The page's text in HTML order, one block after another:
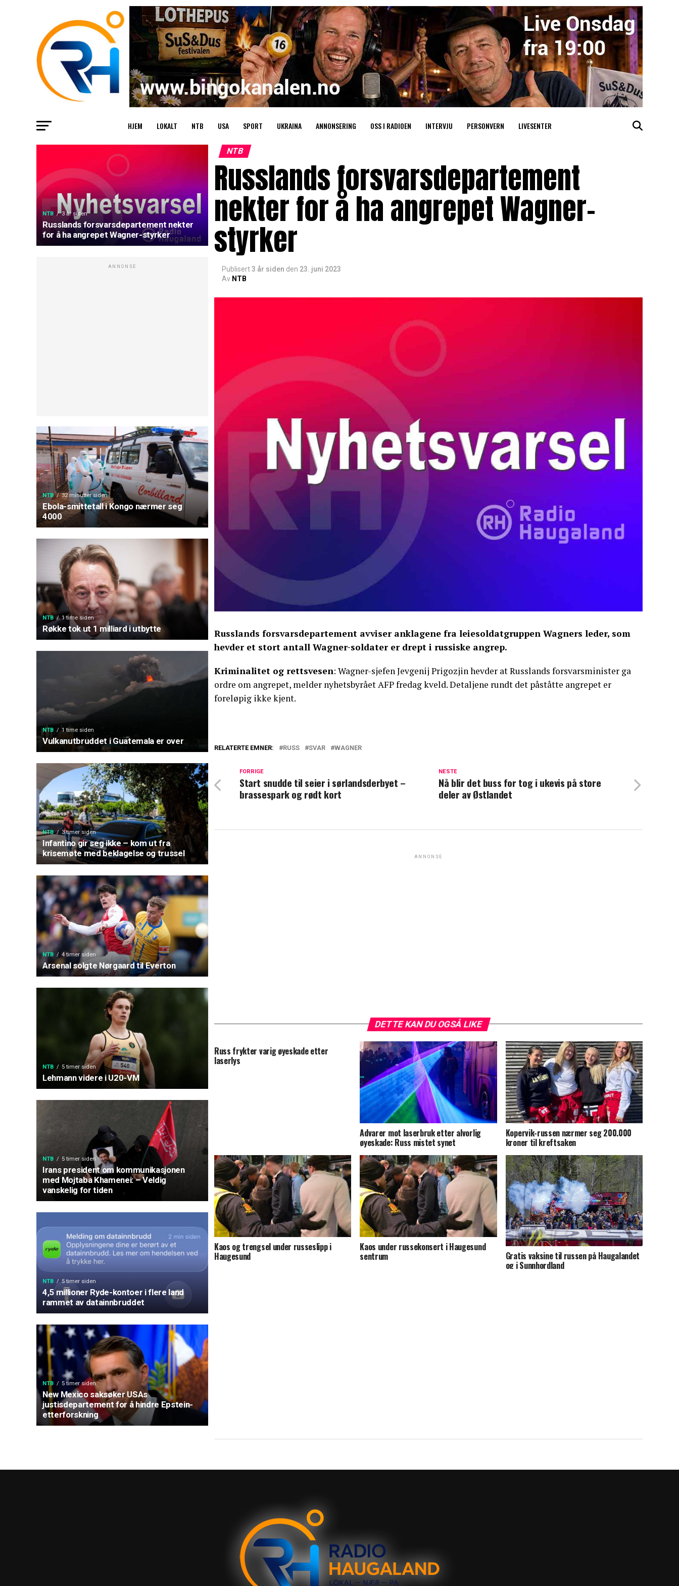
HJEM LOKALT NTB USA SPORT UKRAINA ANNONSERING OSS I RADIOEN INTERVJU PERSONVERN LIVESENTER
NTB 3 år siden
Russlands forsvarsdepartement nekter
for å ha angrepet Wagner-styrker
ANNONSE
NTB 32 minutter siden
Ebola-smittetall i Kongo nærmer seg
4000
NTB 1 time siden
Røkke tok ut 1 milliard i utbytte
NTB 1 time siden
Vulkanutbruddet i Guatemala er over
NTB 3 timer siden
Infantino gir seg ikke – kom ut fra
krisemøte med beklagelse og trussel
NTB 4 timer siden
Arsenal solgte Nørgaard til Everton
NTB 5 timer siden
Lehmann videre i U20-VM
NTB 5 timer siden
Irans president om kommunikasjonen
med Mojtaba Khamenei: – Veldig
vanskelig for tiden
NTB 5 timer siden
4,5 millioner Ryde-kontoer i flere land
rammet av datainnbruddet
NTB 5 timer siden
New Mexico saksøker USAs
justisdepartement for å hindre Epstein-
etterforskning
NTB
Russlands forsvarsdepartement
nekter for å ha angrepet Wagner-
styrker
Publisert3 år siden den 23. juni 2023
Av NTB
Russlands forsvarsdepartement avviser anklagene fra leiesoldatgruppen Wagners leder, som
hevder et stort antall Wagner-soldater er drept i russiske angrep.
Kriminalitet og rettsvesen: Wagner-sjefen Jevgenij Prigozjin hevder at Russlands forsvarsminister ga
ordre om angrepet, melder nyhetsbyrået AFP fredag kveld. Detaljene rundt det påståtte angrepet er
foreløpig ikke kjent.
RELATERTE EMNER: RUSS SVAR WAGNER
NESTE
Nå blir det buss for tog i ukevis på store
deler av Østlandet
FORRIGE
Start snudde til seier i sørlandsderbyet –
brassespark og rødt kort
ANNONSE
DETTE KAN DU OGSÅ LIKE
Russ frykter varig øyeskade etter
laserlys
Advarer mot laserbruk etter alvorlig
øyeskade: Russ mistet synet
Kopervik-russen nærmer seg 200.000
kroner til kreftsaken
Kaos og trengsel under russeslipp i
Haugesund
Kaos under russekonsert i Haugesund
sentrum Gratis vaksine til russen på Haugalandet
og i Sunnhordland